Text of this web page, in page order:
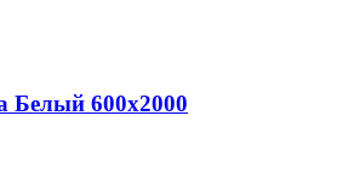
Белый 600х2000